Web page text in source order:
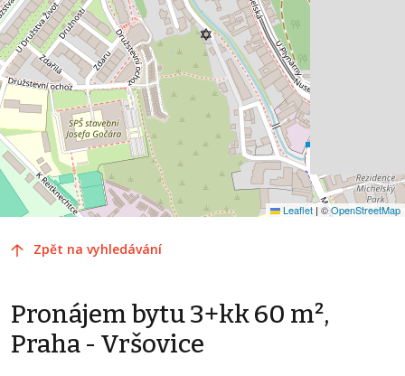
Leaflet | ©OpenStreetMap
Zpět na vyhledávání
Pronájem bytu 3+kk 60 m²,
Praha - Vršovice